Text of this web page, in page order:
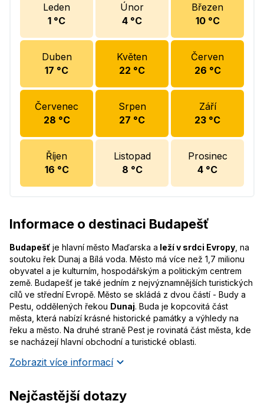
Leden
1 °C
Únor
4 °C
Březen
10°C
Duben
17 °C
Květen
22 °C
Červen
26 °C
Červenec
28 °C
Srpen
27 °C
Září
23 °C
Říjen
16 °C
Listopad
8 °C
Prosinec
4 °C
Informace o destinaci Budapešť
Budapešť je hlavní město Maďarska a leží v srdci Evropy , na
soutoku řek Dunaj a Bílá voda. Město má více než 1,7 milionu
obyvatel a je kulturním, hospodářským a politickým centrem
země. Budapešť je také jedním z nejvýznamnějších turistických
cílů ve střední Evropě. Město se skládá z dvou částí - Budy a
Pestu, oddělených řekou Dunaj. Buda je kopcovitá část
města, která nabízí krásné historické památky a výhledy na
řeku a město. Na druhé straně Pest je rovinatá část města, kde
se nacházejí hlavní obchodní a turistické oblasti.
Zobrazit více informací
Nejčastější dotazy